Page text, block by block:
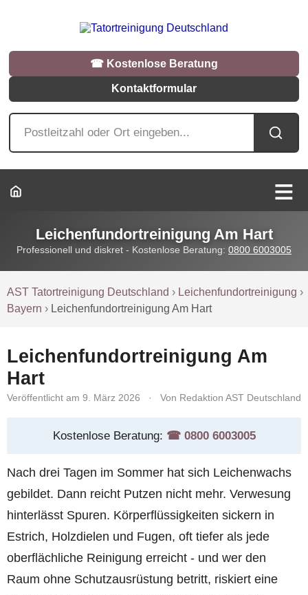
☎︎ Kostenlose Beratung
Kontaktformular
Leichenfundortreinigung Am Hart
Professionell und diskret - Kostenlose Beratung: 0800 6003005
AST Tatortreinigung Deutschland › Leichenfundortreinigung ›
Bayern › Leichenfundortreinigung Am Hart
Leichenfundortreinigung Am
Hart
Veröffentlicht am 9. März 2026 · Von Redaktion AST Deutschland
Kostenlose Beratung: ☎︎ 0800 6003005
Nach drei Tagen im Sommer hat sich Leichenwachs
gebildet. Dann reicht Putzen nicht mehr. Verwesung
hinterlässt Spuren. Körperflüssigkeiten sickern in
Estrich, Holzdielen und Fugen, oft tiefer als jede
oberflächliche Reinigung erreicht - und wer den
Raum ohne Schutzausrüstung betritt, riskiert eine